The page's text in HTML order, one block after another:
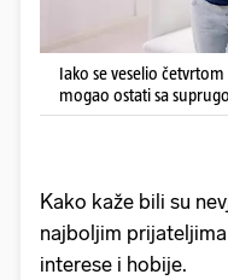
Iako se veselio
mogao ostati sa
Kako kaže bili su
najboljim
interese i hobije.